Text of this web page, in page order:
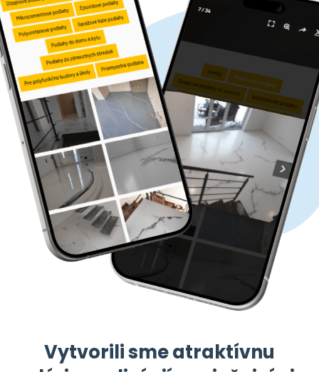
Vytvorili sme atraktívnu